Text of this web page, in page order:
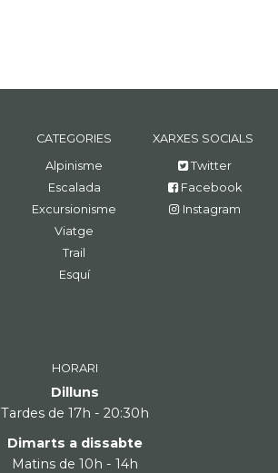
CATEGORIES
Alpinisme
Escalada
Excursionisme
Viatge
Trail
Esquí
XARXES SOCIALS
Twitter
Facebook
Instagram
HORARI
Dilluns
Tardes de 17h - 20:30h
Dimarts a dissabte
Matins de 10h - 14h